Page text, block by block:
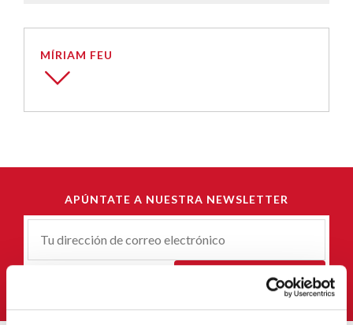
MÍRIAM FEU
APÚNTATE A NUESTRA NEWSLETTER
Correu-
QUIERO SUSCRIBIRME